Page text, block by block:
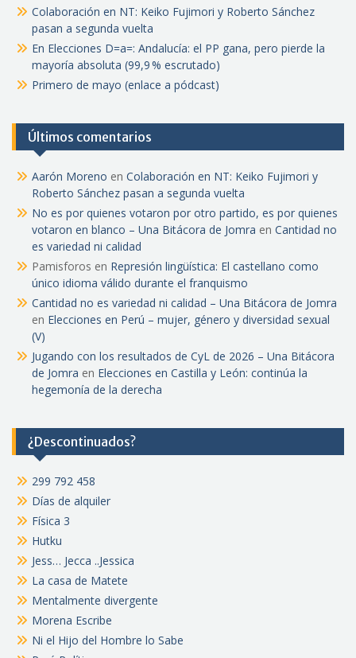
Colaboración en NT: Keiko Fujimori y Roberto Sánchez
pasan a segunda vuelta
En Elecciones D=a=: Andalucía: el PP gana, pero pierde la
mayoría absoluta (99,9 % escrutado)
Primero de mayo (enlace a pódcast)
Últimos comentarios
Aarón Moreno en Colaboración en NT: Keiko Fujimori y
Roberto Sánchez pasan a segunda vuelta
No es por quienes votaron por otro partido, es por quienes
votaron en blanco – Una Bitácora de Jomra en Cantidad no
es variedad ni calidad
Pamisforos en Represión lingüística: El castellano como
único idioma válido durante el franquismo
Cantidad no es variedad ni calidad – Una Bitácora de Jomra
en Elecciones en Perú – mujer, género y diversidad sexual
(V)
Jugando con los resultados de CyL de 2026 – Una Bitácora
de Jomra en Elecciones en Castilla y León: continúa la
hegemonía de la derecha
¿Descontinuados?
299 792 458
Días de alquiler
Física 3
Hutku
Jess… Jecca ..Jessica
La casa de Matete
Mentalmente divergente
Morena Escribe
Ni el Hijo del Hombre lo Sabe